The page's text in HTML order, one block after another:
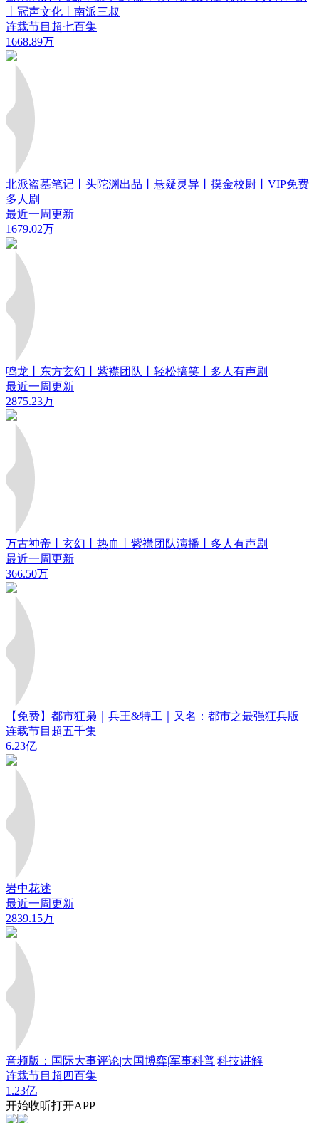
丨冠声文化丨南派三叔
连载节目超七百集
1668.89万
北派盗墓笔记丨头陀渊出品丨悬疑灵异丨摸金校尉丨VIP免费
多人剧
最近一周更新
1679.02万
鸣龙丨东方玄幻丨紫襟团队丨轻松搞笑丨多人有声剧
最近一周更新
2875.23万
万古神帝丨玄幻丨热血丨紫襟团队演播丨多人有声剧
最近一周更新
366.50万
【免费】都市狂枭｜兵王&特工｜又名：都市之最强狂兵版
连载节目超五千集
6.23亿
岩中花述
最近一周更新
2839.15万
音频版：国际大事评论|大国博弈|军事科普|科技讲解
连载节目超四百集
1.23亿
开始收听打开APP